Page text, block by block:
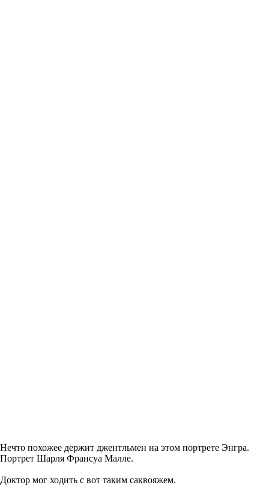
Нечто похожее держит джентльмен на этом портрете Энгра.
Портрет Шарля Франсуа Малле.
Доктор мог ходить с вот таким саквояжем.